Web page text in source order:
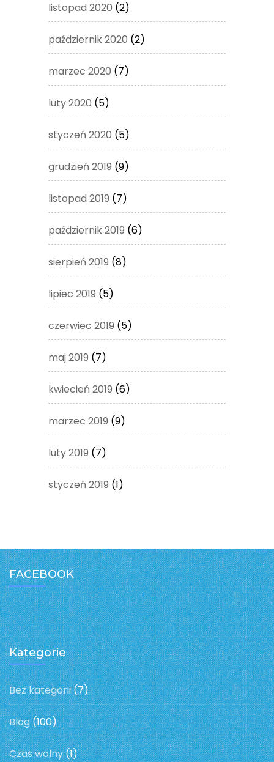
listopad 2020 (2)
październik 2020 (2)
marzec 2020 (7)
luty 2020 (5)
styczeń 2020 (5)
grudzień 2019 (9)
listopad 2019 (7)
październik 2019 (6)
sierpień 2019 (8)
lipiec 2019 (5)
czerwiec 2019 (5)
maj 2019 (7)
kwiecień 2019 (6)
marzec 2019 (9)
luty 2019 (7)
styczeń 2019 (1)
FACEBOOK
Kategorie
Bez kategorii(7)
Blog(100)
Czas wolny(1)